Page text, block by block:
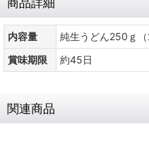
内容量
純生うどん250ｇ
賞味期限
約45日
関連商品